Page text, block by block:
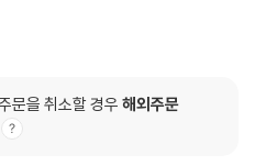
문을 취소할 경우 해외주문